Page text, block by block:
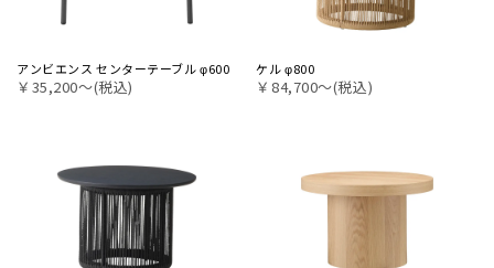
アンビエンス センターテーブル φ600
￥35,200〜(税込)
ケル φ800
￥84,700〜(税込)